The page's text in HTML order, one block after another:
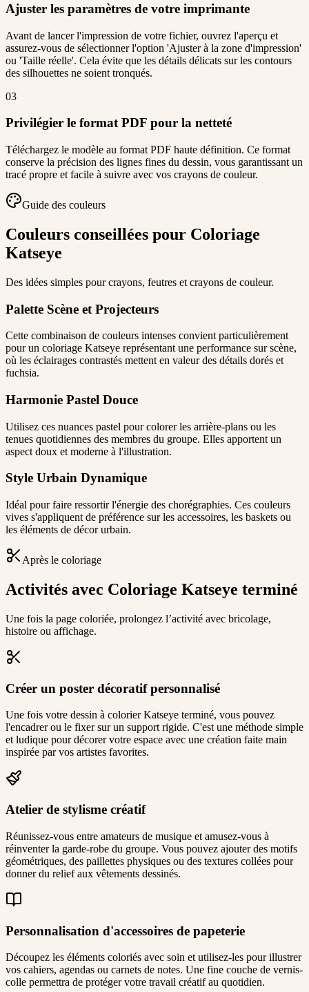
Ajuster les paramètres de votre imprimante
Avant de lancer l'impression de votre fichier, ouvrez l'aperçu et
assurez-vous de sélectionner l'option 'Ajuster à la zone d'impression'
ou 'Taille réelle'. Cela évite que les détails délicats sur les contours
des silhouettes ne soient tronqués.
03
Privilégier le format PDF pour la netteté
Téléchargez le modèle au format PDF haute définition. Ce format
conserve la précision des lignes fines du dessin, vous garantissant un
tracé propre et facile à suivre avec vos crayons de couleur.
Guide des couleurs
Couleurs conseillées pour Coloriage
Katseye
Des idées simples pour crayons, feutres et crayons de couleur.
Palette Scène et Projecteurs
Cette combinaison de couleurs intenses convient particulièrement
pour un coloriage Katseye représentant une performance sur scène,
où les éclairages contrastés mettent en valeur des détails dorés et
fuchsia.
Harmonie Pastel Douce
Utilisez ces nuances pastel pour colorer les arrière-plans ou les
tenues quotidiennes des membres du groupe. Elles apportent un
aspect doux et moderne à l'illustration.
Style Urbain Dynamique
Idéal pour faire ressortir l'énergie des chorégraphies. Ces couleurs
vives s'appliquent de préférence sur les accessoires, les baskets ou
les éléments de décor urbain.
Après le coloriage
Activités avec Coloriage Katseye terminé
Une fois la page coloriée, prolongez l’activité avec bricolage,
histoire ou affichage.
Créer un poster décoratif personnalisé
Une fois votre dessin à colorier Katseye terminé, vous pouvez
l'encadrer ou le fixer sur un support rigide. C'est une méthode simple
et ludique pour décorer votre espace avec une création faite main
inspirée par vos artistes favorites.
Atelier de stylisme créatif
Réunissez-vous entre amateurs de musique et amusez-vous à
réinventer la garde-robe du groupe. Vous pouvez ajouter des motifs
géométriques, des paillettes physiques ou des textures collées pour
donner du relief aux vêtements dessinés.
Personnalisation d'accessoires de papeterie
Découpez les éléments coloriés avec soin et utilisez-les pour illustrer
vos cahiers, agendas ou carnets de notes. Une fine couche de vernis-
colle permettra de protéger votre travail créatif au quotidien.